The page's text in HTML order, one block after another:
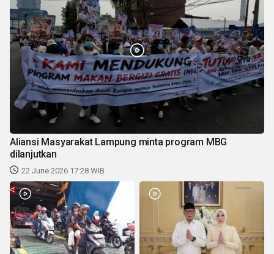
Aliansi Masyarakat Lampung minta program MBG
dilanjutkan
22 June 2026 17:28 WIB